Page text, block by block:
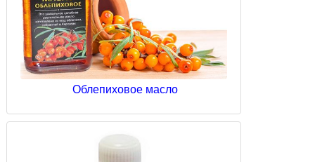
Облепиховое масло